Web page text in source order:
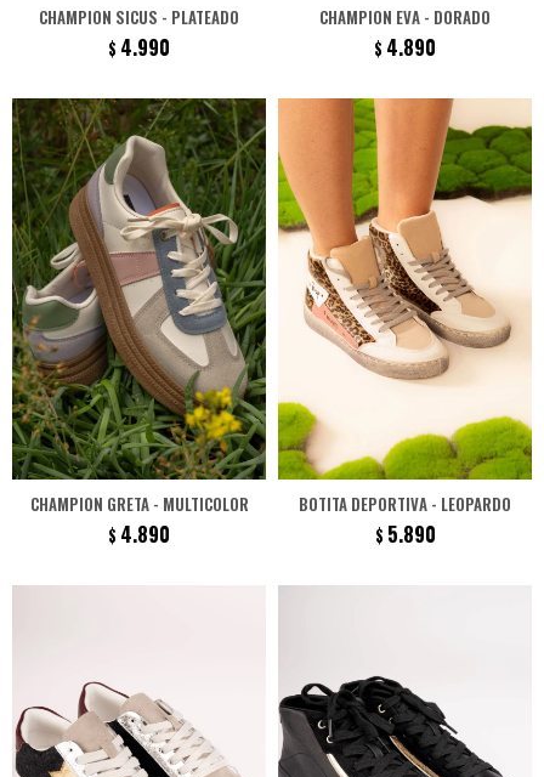
CHAMPION SICUS - PLATEADO
$ 4.990
CHAMPION EVA - DORADO
$ 4.890
CHAMPION GRETA - MULTICOLOR
$ 4.890
BOTITA DEPORTIVA - LEOPARDO
$ 5.890